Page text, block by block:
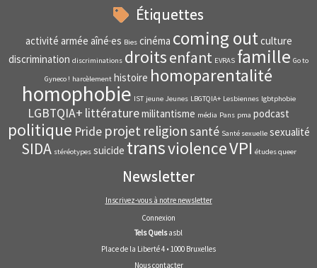
Étiquettes
activité armée aîné·es Bies cinéma coming outculture
discrimination discriminations droitsenfant EVRAS famille Go to
Gyneco ! harcèlement histoire homoparentalité
homophobie IST jeune Jeunes LBGTQIA+ Lesbiennes lgbtphobie
LGBTQIA+ littératuremilitantisme média Pans pma podcast
politique Pride projet religionsanté Santé sexuelle sexualité
SIDA stéréotypes suicide transviolenceVPI études queer
Newsletter
Inscrivez-vous à notre newsletter
Connexion
Tels Quelsasbl
Place de la Liberté 4 • 1000 Bruxelles
Nous contacter